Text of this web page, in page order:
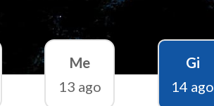
Me
13 ago
Gi
14 ago